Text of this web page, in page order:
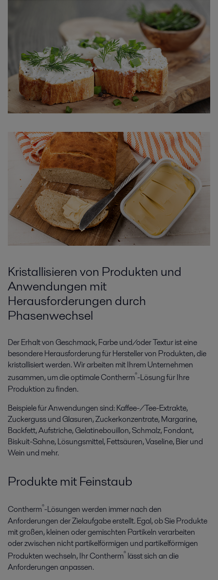
Kristallisieren von Produkten und
Anwendungen mit
Herausforderungen durch
Phasenwechsel
Der Erhalt von Geschmack, Farbe und/oder Textur ist eine
besondere Herausforderung für Hersteller von Produkten, die
kristallisiert werden. Wir arbeiten mit Ihrem Unternehmen
zusammen, um die optimale Contherm®-Lösung für Ihre
Produktion zu finden.
Beispiele für Anwendungen sind: Kaffee-/Tee-Extrakte,
Zuckerguss und Glasuren, Zuckerkonzentrate, Margarine,
Backfett, Aufstriche, Gelatinebouillon, Schmalz, Fondant,
Biskuit-Sahne, Lösungsmittel, Fettsäuren, Vaseline, Bier und
Wein und mehr.
Produkte mit Feinstaub
Contherm®-Lösungen werden immer nach den
Anforderungen der Zielaufgabe erstellt. Egal, ob Sie Produkte
mit großen, kleinen oder gemischten Partikeln verarbeiten
oder zwischen nicht partikelförmigen und partikelförmigen
Produkten wechseln, Ihr Contherm® lässt sich an die
Anforderungen anpassen.